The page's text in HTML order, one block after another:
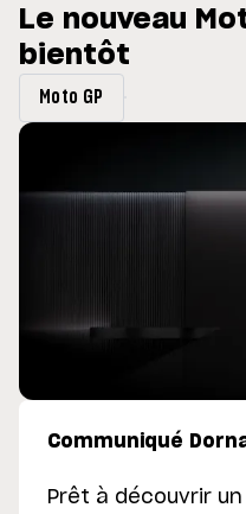
du GP de Grande-
Le nouveau
bientôt
Moto GP
Communiqué
Prêt à découvrir un